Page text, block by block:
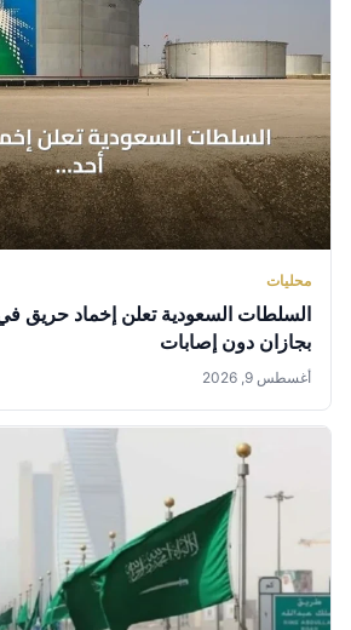
محليات
السلطات السعودية تعلن إخماد حريق
بجازان دون إصابات
أغسطس 9, 2026